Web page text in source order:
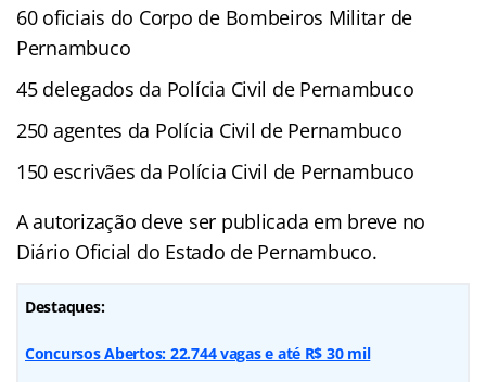
60 oficiais do Corpo de Bombeiros Militar de
Pernambuco
45 delegados da Polícia Civil de Pernambuco
250 agentes da Polícia Civil de Pernambuco
150 escrivães da Polícia Civil de Pernambuco
A autorização deve ser publicada em breve no
Diário Oficial do Estado de Pernambuco.
Destaques:
Concursos Abertos: 22.744 vagas e até R$ 30 mil